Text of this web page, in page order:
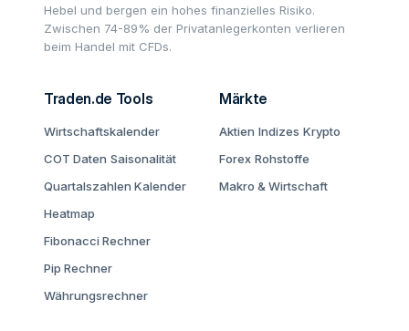
Hebel und bergen ein hohes finanzielles Risiko.
Zwischen 74-89% der Privatanlegerkonten verlieren
beim Handel mit CFDs.
Traden.de Tools
Wirtschaftskalender
COT Daten Saisonalität
Quartalszahlen Kalender
Heatmap
Fibonacci Rechner
Pip Rechner
Währungsrechner
Märkte
Aktien Indizes Krypto
Forex Rohstoffe
Makro & Wirtschaft